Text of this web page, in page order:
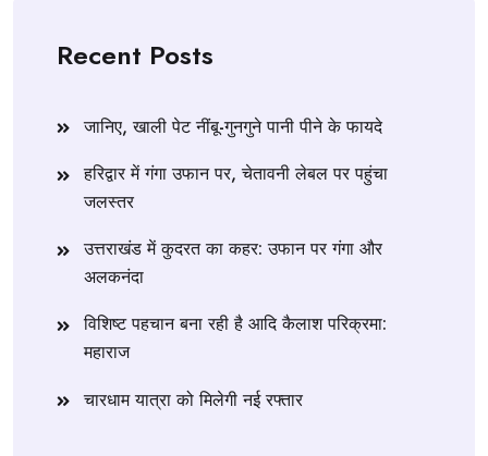
Recent Posts
जानिए, खाली पेट नींबू-गुनगुने पानी पीने के फायदे
हरिद्वार में गंगा उफान पर, चेतावनी लेबल पर पहुंचा
जलस्तर
उत्तराखंड में कुदरत का कहर: उफान पर गंगा और
अलकनंदा
विशिष्ट पहचान बना रही है आदि कैलाश परिक्रमा:
महाराज
चारधाम यात्रा को मिलेगी नई रफ्तार